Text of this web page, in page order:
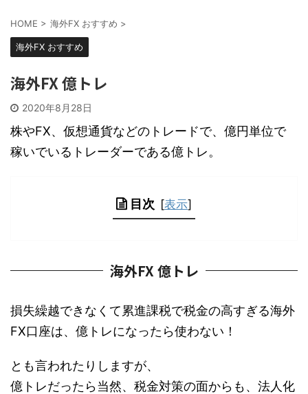
HOME > 海外FX おすすめ >
海外FX おすすめ
海外FX 億トレ
2020年8月28日
株やFX、仮想通貨などのトレードで、億円単位で
稼いでいるトレーダーである億トレ。
目次 [表示]
海外FX 億トレ
損失繰越できなくて累進課税で税金の高すぎる海外
FX口座は、億トレになったら使わない！
とも言われたりしますが、
億トレだったら当然、税金対策の面からも、法人化